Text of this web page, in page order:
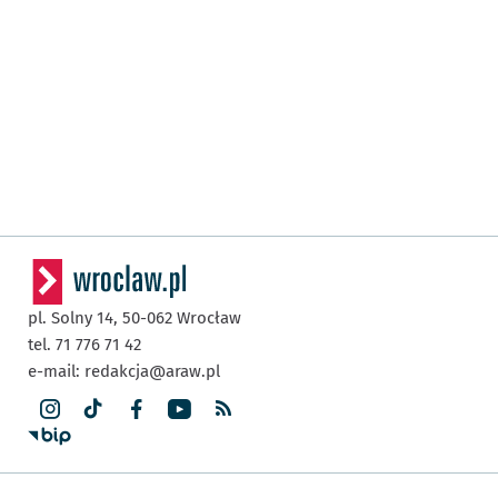
pl. Solny 14, 50-062 Wrocław
tel. 71 776 71 42
e-mail: redakcja@araw.pl